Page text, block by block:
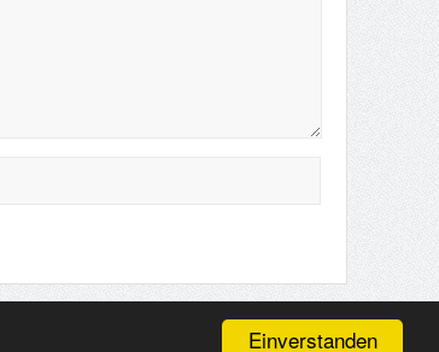
Einverstanden